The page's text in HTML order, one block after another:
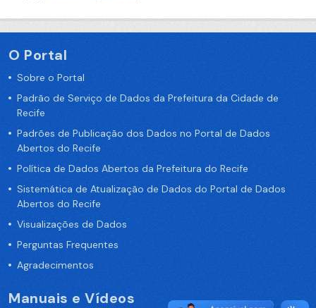
O Portal
Sobre o Portal
Padrão de Serviço de Dados da Prefeitura da Cidade de
Recife
Padrões de Publicação dos Dados no Portal de Dados
Abertos do Recife
Política de Dados Abertos da Prefeitura do Recife
Sistemática de Atualização de Dados do Portal de Dados
Abertos do Recife
Visualizações de Dados
Perguntas Frequentes
Agradecimentos
Manuais e Vídeos